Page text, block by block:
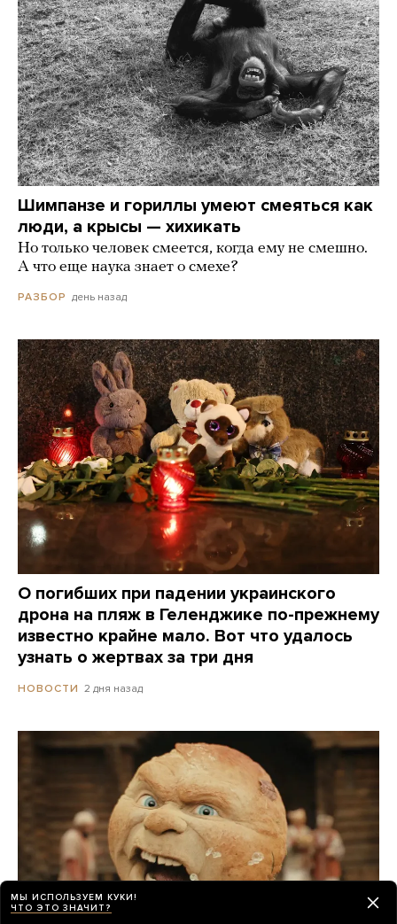
Шимпанзе и гориллы умеют смеяться как
люди, а крысы — хихикать
Но только человек смеется, когда ему не смешно.
А что еще наука знает о смехе?
РАЗБОР день назад
О погибших при падении украинского
дрона на пляж в Геленджике по-прежнему
известно крайне мало. Вот что удалось
узнать о жертвах за три дня
НОВОСТИ 2 дня назад
МЫ ИСПОЛЬЗУЕМ КУКИ!
ЧТО ЭТО ЗНАЧИТ?